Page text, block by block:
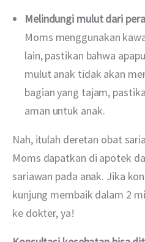
Melindungi mulut dari
Moms menggunakan
lain, pastikan bahwa
mulut anak tidak akan
bagian yang tajam,
aman untuk anak.
Nah, itulah deretan obat
Moms dapatkan di apotek
sariawan pada anak. Jika
kunjung membaik dalam 2
ke dokter, ya!